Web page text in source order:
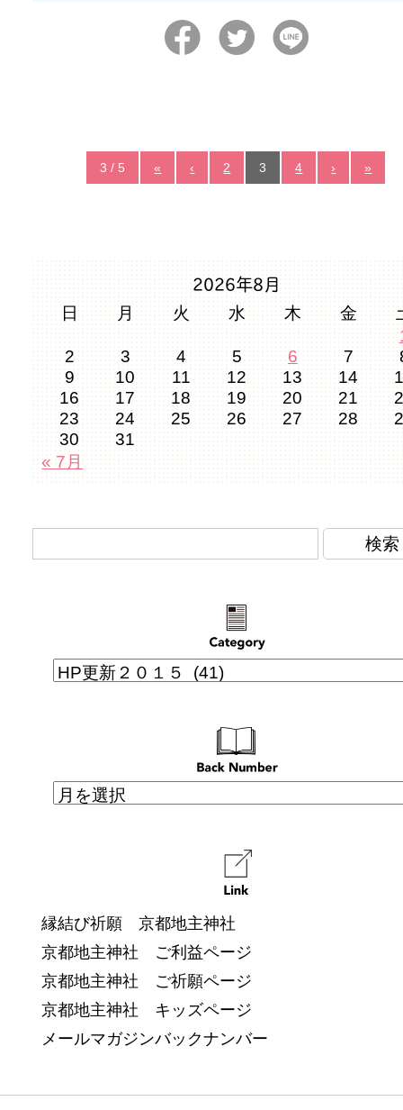
3 / 5 « ‹ 2 3 4 › »
2026年8月
日 月 火 水 木 金
2
3 4 5 6 7
9
10 11 12 13 14
16
17 18 19 20 21
23
24 25 26 27 28
30
31
« 7月
縁結び祈願 京都地主神社
京都地主神社 ご利益ページ
京都地主神社 ご祈願ページ
京都地主神社 キッズページ
メールマガジンバックナンバー